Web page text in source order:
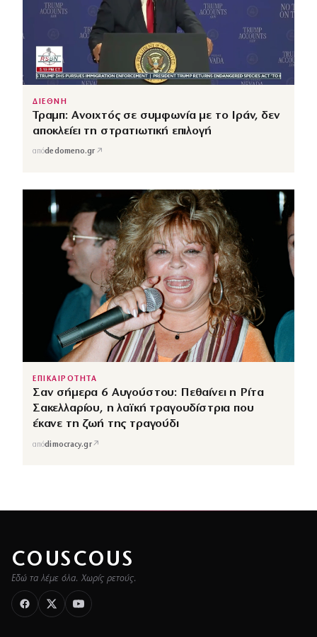
ΔΙΕΘΝΗ
Τραμπ: Ανοιχτός σε συμφωνία με το Ιράν, δεν
αποκλείει τη στρατιωτική επιλογή
απόdedomeno.gr ↗
ΕΠΙΚΑΙΡΟΤΗΤΑ
Σαν σήμερα 6 Αυγούστου: Πεθαίνει η Ρίτα
Σακελλαρίου, η λαϊκή τραγουδίστρια που
έκανε τη ζωή της τραγούδι
απόdimocracy.gr↗
COUSCOUS
Εδώ τα λέμε όλα. Χωρίς ρετούς.